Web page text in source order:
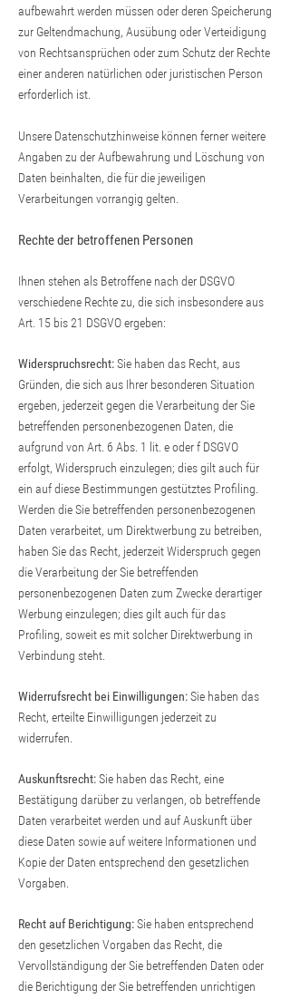
aufbewahrt werden müssen oder deren Speicherung
zur Geltendmachung, Ausübung oder Verteidigung
von Rechtsansprüchen oder zum Schutz der Rechte
einer anderen natürlichen oder juristischen Person
erforderlich ist.
Unsere Datenschutzhinweise können ferner weitere
Angaben zu der Aufbewahrung und Löschung von
Daten beinhalten, die für die jeweiligen
Verarbeitungen vorrangig gelten.
Rechte der betroffenen Personen
Ihnen stehen als Betroffene nach der DSGVO
verschiedene Rechte zu, die sich insbesondere aus
Art. 15 bis 21 DSGVO ergeben:
Widerspruchsrecht:Sie haben das Recht, aus
Gründen, die sich aus Ihrer besonderen Situation
ergeben, jederzeit gegen die Verarbeitung der Sie
betreffenden personenbezogenen Daten, die
aufgrund von Art. 6 Abs. 1 lit. e oder f DSGVO
erfolgt, Widerspruch einzulegen; dies gilt auch für
ein auf diese Bestimmungen gestütztes Profiling.
Werden die Sie betreffenden personenbezogenen
Daten verarbeitet, um Direktwerbung zu betreiben,
haben Sie das Recht, jederzeit Widerspruch gegen
die Verarbeitung der Sie betreffenden
personenbezogenen Daten zum Zwecke derartiger
Werbung einzulegen; dies gilt auch für das
Profiling, soweit es mit solcher Direktwerbung in
Verbindung steht.
Widerrufsrecht bei Einwilligungen:Sie haben das
Recht, erteilte Einwilligungen jederzeit zu
widerrufen.
Auskunftsrecht:Sie haben das Recht, eine
Bestätigung darüber zu verlangen, ob betreffende
Daten verarbeitet werden und auf Auskunft über
diese Daten sowie auf weitere Informationen und
Kopie der Daten entsprechend den gesetzlichen
Vorgaben.
Recht auf Berichtigung:Sie haben entsprechend
den gesetzlichen Vorgaben das Recht, die
Vervollständigung der Sie betreffenden Daten oder
die Berichtigung der Sie betreffenden unrichtigen